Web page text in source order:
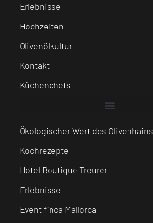
Erlebnisse
Hochzeiten
Olivenölkultur
Kontakt
Küchenchefs
Ökologischer Wert des Olivenhains
Kochrezepte
Hotel Boutique Treurer
Erlebnisse
Event finca Mallorca